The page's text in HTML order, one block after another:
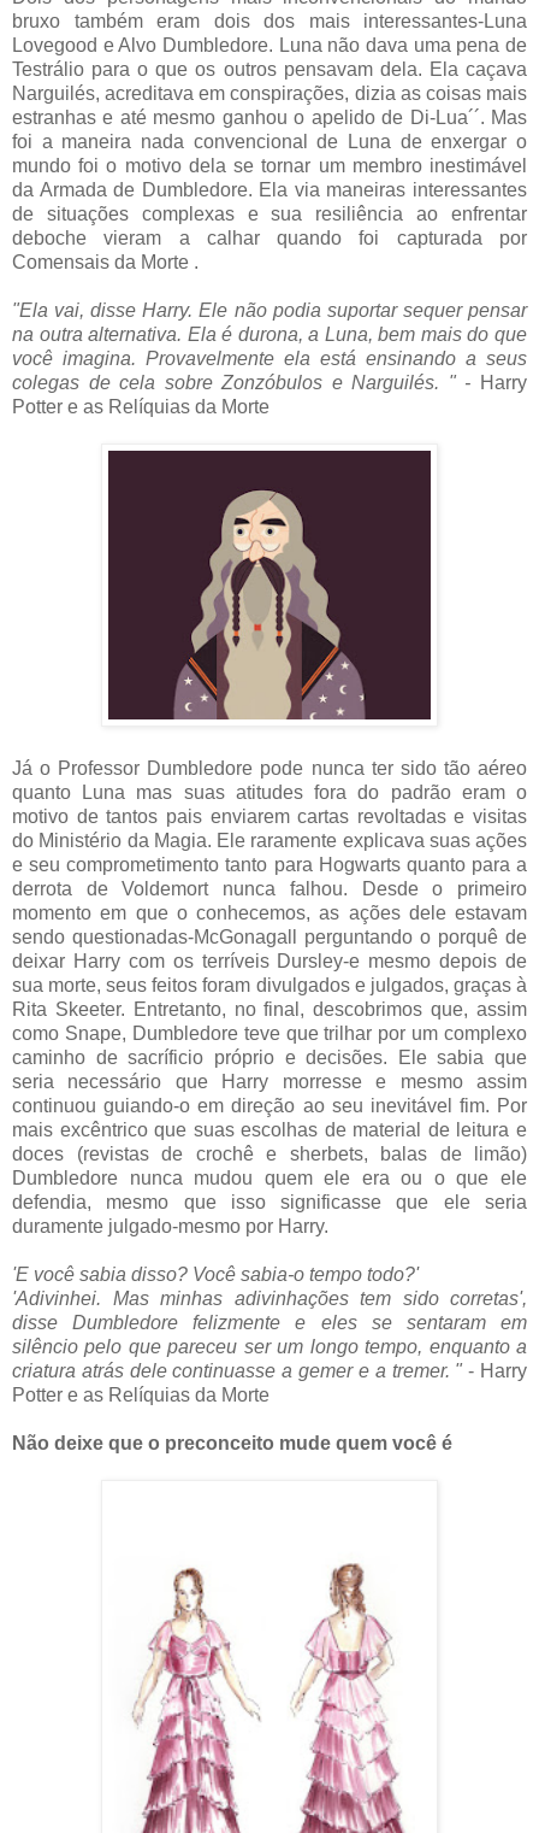
bruxo também eram dois dos mais interessantes-Luna
Lovegood e Alvo Dumbledore. Luna não dava uma pena de
Testrálio para o que os outros pensavam dela. Ela caçava
Narguilés, acreditava em conspirações, dizia as coisas mais
estranhas e até mesmo ganhou o apelido de Di-Lua´´. Mas
foi a maneira nada convencional de Luna de enxergar o
mundo foi o motivo dela se tornar um membro inestimável
da Armada de Dumbledore. Ela via maneiras interessantes
de situações complexas e sua resiliência ao enfrentar
deboche vieram a calhar quando foi capturada por
Comensais da Morte .
"Ela vai, disse Harry. Ele não podia suportar sequer pensar
na outra alternativa. Ela é durona, a Luna, bem mais do que
você imagina. Provavelmente ela está ensinando a seus
colegas de cela sobre Zonzóbulos e Narguilés. " - Harry
Potter e as Relíquias da Morte
Já o Professor Dumbledore pode nunca ter sido tão aéreo
quanto Luna mas suas atitudes fora do padrão eram o
motivo de tantos pais enviarem cartas revoltadas e visitas
do Ministério da Magia. Ele raramente explicava suas ações
e seu comprometimento tanto para Hogwarts quanto para a
derrota de Voldemort nunca falhou. Desde o primeiro
momento em que o conhecemos, as ações dele estavam
sendo questionadas-McGonagall perguntando o porquê de
deixar Harry com os terríveis Dursley-e mesmo depois de
sua morte, seus feitos foram divulgados e julgados, graças à
Rita Skeeter. Entretanto, no final, descobrimos que, assim
como Snape, Dumbledore teve que trilhar por um complexo
caminho de sacríficio próprio e decisões. Ele sabia que
seria necessário que Harry morresse e mesmo assim
continuou guiando-o em direção ao seu inevitável fim. Por
mais excêntrico que suas escolhas de material de leitura e
doces (revistas de crochê e sherbets, balas de limão)
Dumbledore nunca mudou quem ele era ou o que ele
defendia, mesmo que isso significasse que ele seria
duramente julgado-mesmo por Harry.
'E você sabia disso? Você sabia-o tempo todo?'
'Adivinhei. Mas minhas adivinhações tem sido corretas',
disse Dumbledore felizmente e eles se sentaram em
silêncio pelo que pareceu ser um longo tempo, enquanto a
criatura atrás dele continuasse a gemer e a tremer. " - Harry
Potter e as Relíquias da Morte
Não deixe que o preconceito mude quem você é